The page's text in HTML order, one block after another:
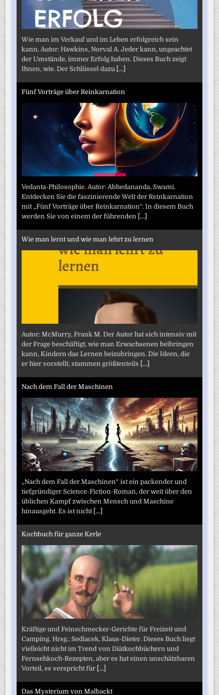
Wie man im Verkauf und im Leben erfolgreich sein
kann. Autor: Hawkins, Norval A. Jeder kann, ungeachtet
der Umstände, immer Erfolg haben. Dieses Buch zeigt
Ihnen, wie. Der Schlüssel dazu [...]
Fünf Vorträge über Reinkarnation
Vedanta-Philosophie. Autor: Abhedananda, Swami.
Entdecken Sie die faszinierende Welt der Reinkarnation
mit „Fünf Vorträge über Reinkarnation“. In diesem Buch
werden Sie von einem der führenden [...]
Wie man lernt und wie man lehrt zu lernen
Autor: McMurry, Frank M. Der Autor hat sich intensiv mit
der Frage beschäftigt, wie man Erwachsenen beibringen
kann, Kindern das Lernen beizubringen. Die Ideen, die
er hier vorstellt, stammen größtenteils [...]
Nach dem Fall der Maschinen
„Nach dem Fall der Maschinen“ ist ein packender und
tiefgründiger Science-Fiction-Roman, der weit über den
üblichen Kampf zwischen Mensch und Maschine
hinausgeht. Es ist nicht [...]
Kochbuch für ganze Kerle
Kräftige und Feinschmecker-Gerichte für Freizeit und
Camping. Hrsg.: Sedlacek, Klaus-Dieter. Dieses Buch liegt
vielleicht nicht im Trend von Diätkochbüchern und
Fernsehkoch-Rezepten, aber es hat einen unschätzbaren
Vorteil, es verspricht für [...]
Das Mysterium von Malbackt